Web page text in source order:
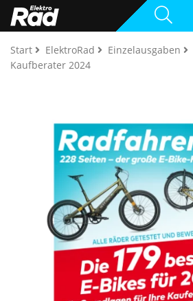
Start ElektroRad Einzelausgaben
Kaufberater 2024